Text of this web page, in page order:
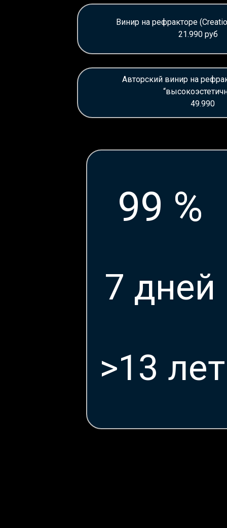
Винир на рефракторе
21.990 руб
Авторский винир на
49.990
7 дней
>13 лет
99 %